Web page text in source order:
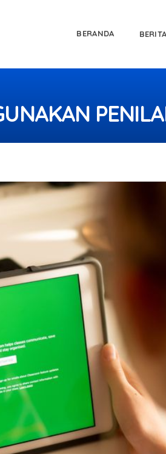
BERANDA BERITA